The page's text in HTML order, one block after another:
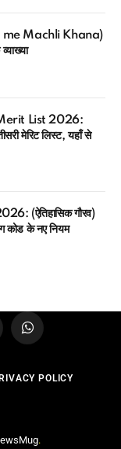
me Machli Khana)
List 2026:
मेरिट लिस्ट, यहाँ से
(ऐतिहासिक गौरव)
कोड के नए नियम
WhatsApp
POLICY
.